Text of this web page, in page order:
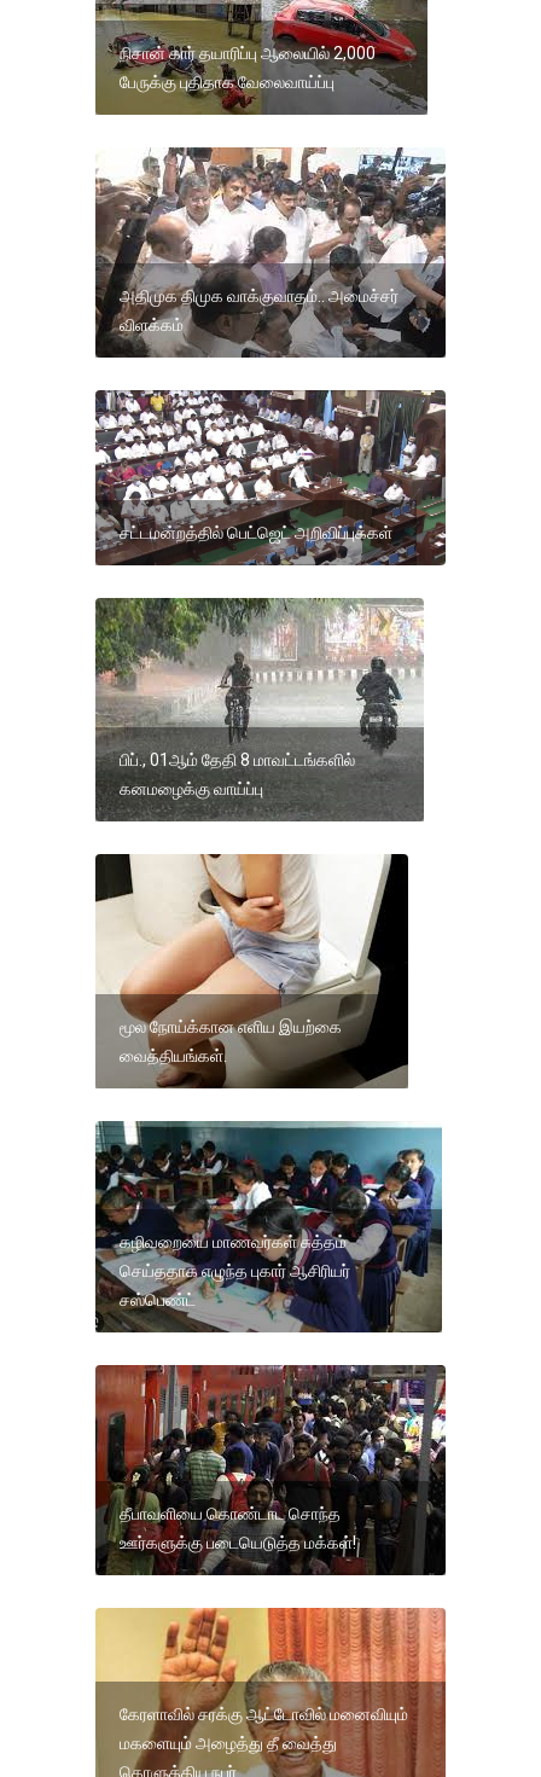
நிசான் கார் தயாரிப்பு ஆலையில் 2,000
பேருக்கு புதிதாக வேலைவாய்ப்பு
அதிமுக திமுக வாக்குவாதம்.. அமைச்சர்
விளக்கம்
சட்டமன்றத்தில் பெட்ஜெட் அறிவிப்புக்கள்
பிப்., 01ஆம் தேதி 8 மாவட்டங்களில்
கனமழைக்கு வாய்ப்பு
மூல நோய்க்கான எளிய இயற்கை
வைத்தியங்கள்.
கழிவறையை மாணவர்கள் சுத்தம்
செய்ததாக எழுந்த புகார் ஆசிரியர்
சஸ்பெண்ட்
தீபாவளியை கொண்டாட சொந்த
ஊர்களுக்கு படையெடுத்த மக்கள்!
கேரளாவில் சரக்கு ஆட்டோவில் மனைவியும்
மகளையும் அழைத்து தீ வைத்து
கொளுத்திய நபர்